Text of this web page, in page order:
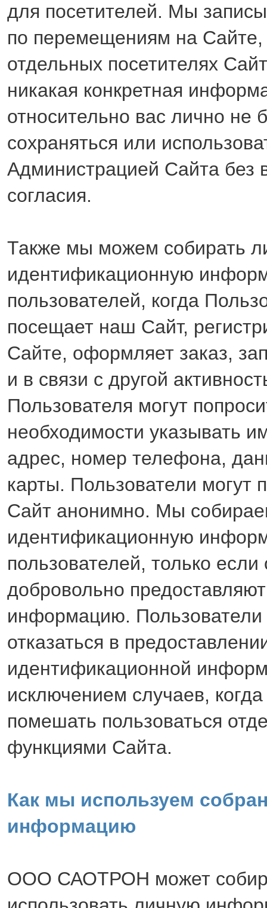
для посетителей. Мы
по перемещениям на Сайте,
отдельных посетителях
никакая конкретная
относительно вас лично не
сохраняться или
Администрацией Сайта без
согласия.
Также мы можем собирать
идентификационную
пользователей, когда
посещает наш Сайт,
Сайте, оформляет заказ,
и в связи с другой
Пользователя могут
необходимости указывать
адрес, номер телефона,
карты. Пользователи могут
Сайт анонимно. Мы
идентификационную
пользователей, только если
добровольно
информацию. Пользователи
отказаться в
идентификационной
исключением случаев,
помешать пользоваться
функциями Сайта.
Как мы используем
информацию
ООО САОТРОН может